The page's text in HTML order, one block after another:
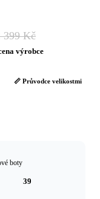
399 Kč
výrobce
📏 Průvodce velikostmi
boty
39